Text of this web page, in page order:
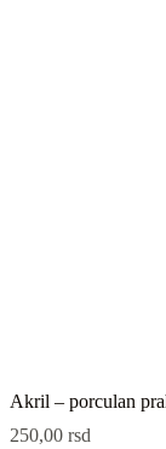
Akril – porculan
250,00 rsd